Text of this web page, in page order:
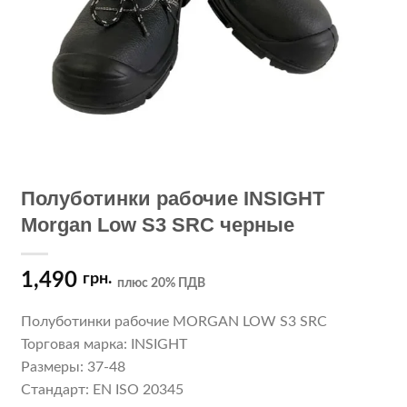
Полуботинки рабочие INSIGHT
Morgan Low S3 SRC черные
1,490 грн. плюс 20% ПДВ
Полуботинки рабочие MORGAN LOW S3 SRC
Торговая марка: INSIGHT
Размеры: 37-48
Стандарт: EN ISO 20345